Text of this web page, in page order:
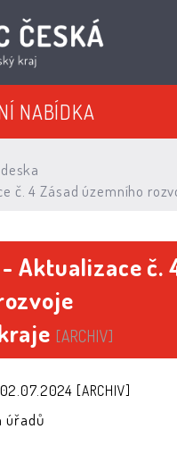
NABÍDKA
č. 4 Zásad územního
Aktualizace č.
[ARCHIV]
02.07.2024 [ARCHIV]
úřadů